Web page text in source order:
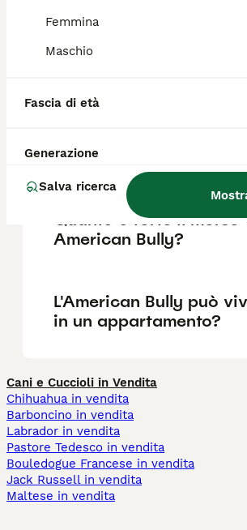
Femmina
Maschio
Fascia di età
Generazione
Salva ricerca
Qual è la differenza tra
dell'American Bully?
Quanto è forte il morso
American Bully?
L'American Bully può
in un appartamento?
Cani e Cuccioli in Vendita
Chihuahua in vendita
Barboncino in vendita
Labrador in vendita
Pastore Tedesco in vendita
Bouledogue Francese in vendita
Jack Russell in vendita
Maltese in vendita